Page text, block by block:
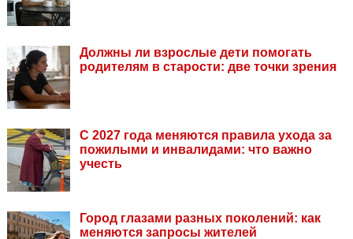
Должны ли взрослые дети помогать
родителям в старости: две точки зрения
С 2027 года меняются правила ухода за
пожилыми и инвалидами: что важно
учесть
Город глазами разных поколений: как
меняются запросы жителей